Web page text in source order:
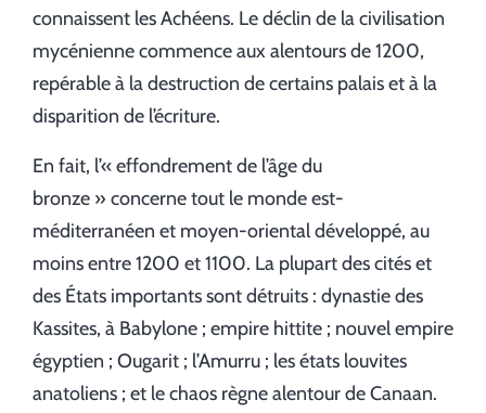
connaissent les Achéens. Le déclin de la civilisation
mycénienne commence aux alentours de 1200,
repérable à la destruction de certains palais et à la
disparition de l’écriture.
En fait, l’« effondrement de l’âge du
bronze » concerne tout le monde est-
méditerranéen et moyen-oriental développé, au
moins entre 1200 et 1100. La plupart des cités et
des États importants sont détruits : dynastie des
Kassites, à Babylone ; empire hittite ; nouvel empire
égyptien ; Ougarit ; l’Amurru ; les états louvites
anatoliens ; et le chaos règne alentour de Canaan.